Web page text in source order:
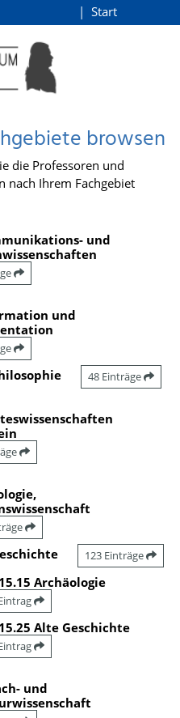
Start
browsen
die Professoren und
nach Ihrem Fachgebiet
und
und
48 Einträge
123 Einträge
15.15 Archäologie
15.25 Alte Geschichte
und